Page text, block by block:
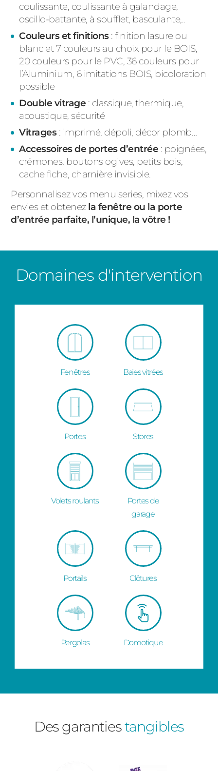
coulissante, coulissante à galandage,
oscillo-battante, à soufflet, basculante,..
Couleurs et finitions : finition lasure ou
blanc et 7 couleurs au choix pour le BOIS,
20 couleurs pour le PVC, 36 couleurs pour
l’Aluminium, 6 imitations BOIS, bicoloration
possible
Double vitrage : classique, thermique,
acoustique, sécurité
Vitrages : imprimé, dépoli, décor plomb…
Accessoires de portes d’entrée : poignées,
crémones, boutons ogives, petits bois,
cache fiche, charnière invisible.
Personnalisez vos menuiseries, mixez vos
envies et obtenez la fenêtre ou la porte
d’entrée parfaite, l’unique, la vôtre !
Domaines d'intervention
Fenêtres Baies vitrées
Portes Stores
Volets roulants
Portes de
garage
Portails Clôtures
Pergolas Domotique
Des garantiestangibles